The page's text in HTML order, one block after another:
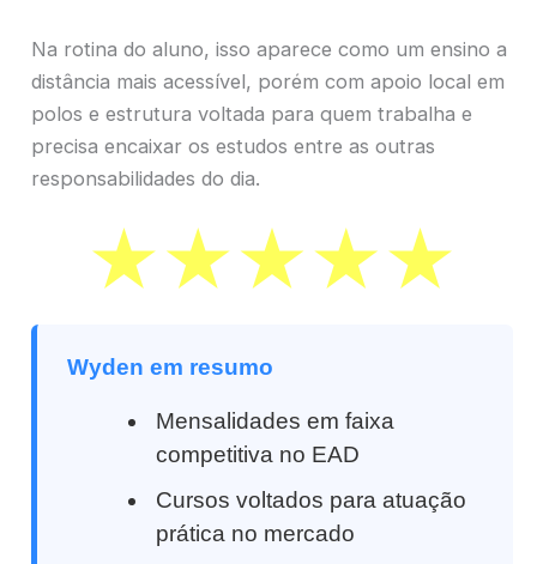
Na rotina do aluno, isso aparece como um ensino a
distância mais acessível, porém com apoio local em
polos e estrutura voltada para quem trabalha e
precisa encaixar os estudos entre as outras
responsabilidades do dia.
Wyden em resumo
Mensalidades em faixa
competitiva no EAD
Cursos voltados para atuação
prática no mercado